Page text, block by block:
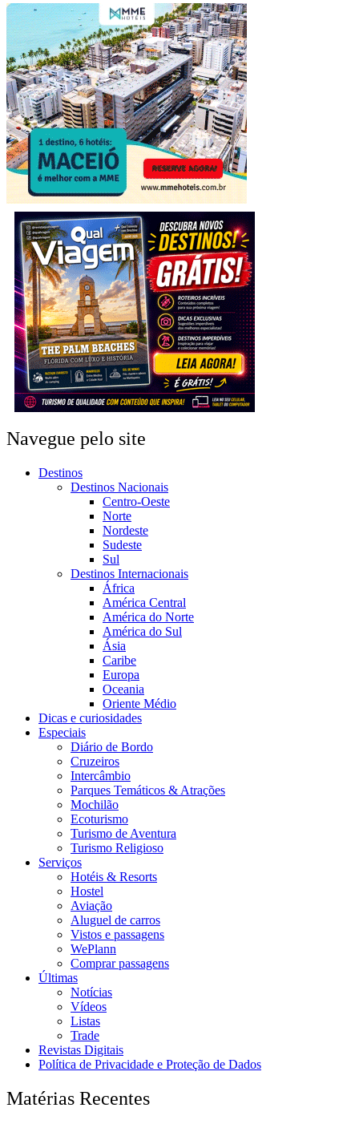
Navegue pelo site
Destinos
Destinos Nacionais
Centro-Oeste
Norte
Nordeste
Sudeste
Sul
Destinos Internacionais
África
América Central
América do Norte
América do Sul
Ásia
Caribe
Europa
Oceania
Oriente Médio
Dicas e curiosidades
Especiais
Diário de Bordo
Cruzeiros
Intercâmbio
Parques Temáticos & Atrações
Mochilão
Ecoturismo
Turismo de Aventura
Turismo Religioso
Serviços
Hotéis & Resorts
Hostel
Aviação
Aluguel de carros
Vistos e passagens
WePlann
Comprar passagens
Últimas
Notícias
Vídeos
Listas
Trade
Revistas Digitais
Política de Privacidade e Proteção de Dados
Matérias Recentes